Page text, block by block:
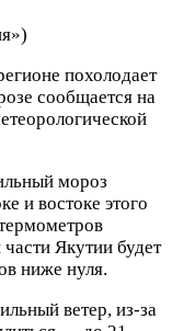
похолодает
сообщается на
мороз
и востоке этого
Якутии будет
ниже нуля.
ветер, из-за